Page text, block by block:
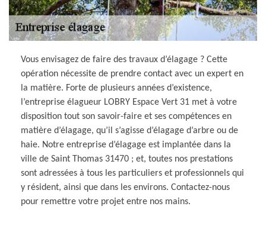
Vous envisagez de faire des travaux d’élagage ? Cette
opération nécessite de prendre contact avec un expert en
la matière. Forte de plusieurs années d’existence,
l’entreprise élagueur LOBRY Espace Vert 31 met à votre
disposition tout son savoir-faire et ses compétences en
matière d’élagage, qu’il s’agisse d’élagage d’arbre ou de
haie. Notre entreprise d’élagage est implantée dans la
ville de Saint Thomas 31470 ; et, toutes nos prestations
sont adressées à tous les particuliers et professionnels qui
y résident, ainsi que dans les environs. Contactez-nous
pour remettre votre projet entre nos mains.